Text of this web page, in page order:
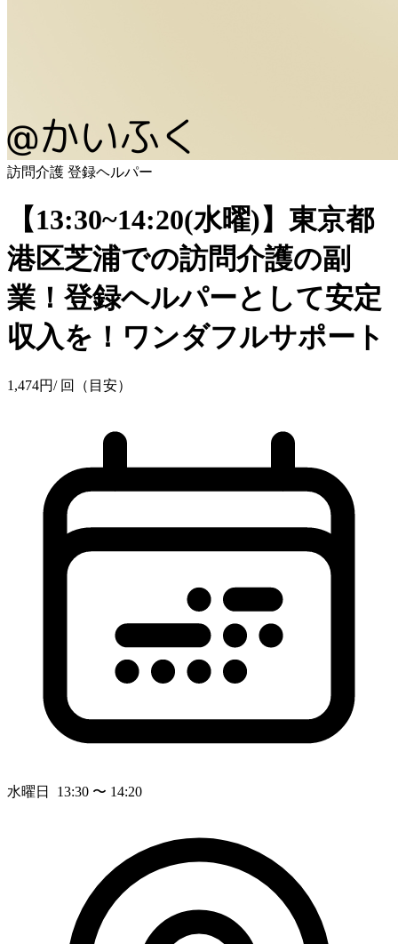
訪問介護 登録ヘルパー
【13:30~14:20(水曜)】東京都
港区芝浦での訪問介護の副
業！登録ヘルパーとして安定
収入を！ワンダフルサポート
1,474円/ 回（目安）
水曜日 13:30 〜 14:20